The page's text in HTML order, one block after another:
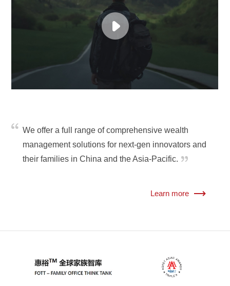
We offer a full range of comprehensive wealth
management solutions for next-gen innovators and
their families in China and the Asia-Pacific.
Learn more